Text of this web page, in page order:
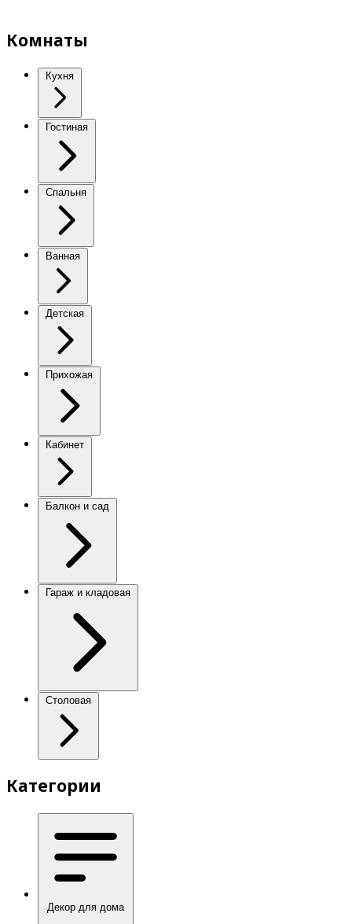
Комнаты
Кухня
Гостиная
Спальня
Ванная
Детская
Прихожая
Кабинет
Балкон и сад
Гараж и кладовая
Столовая
Категории
Декор для дома